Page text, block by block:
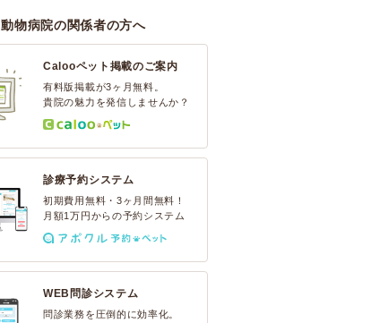
動物病院の関係者の方へ
Calooペット掲載のご案内
有料版掲載が3ヶ月無料。
貴院の魅力を発信しませんか？
診療予約システム
初期費用無料・3ヶ月間無料！
月額1万円からの予約システム
WEB問診システム
問診業務を圧倒的に効率化。